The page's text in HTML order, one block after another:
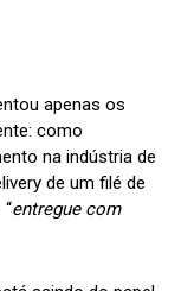
apenas os
como
na indústria de
de um filé de
entregue com